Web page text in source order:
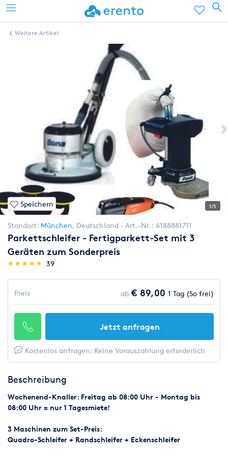
Weitere Artikel
Speichern 1/5
Standort: München, Deutschland Art.-Nr.: 6188881711
Parkettschleifer - Fertigparkett-Set mit 3
Geräten zum Sonderpreis
(*)
★
★
(*)★
★
(*) ★
★
(*) ★
★
(*) ★
★ 39
Preis ab € 89,00 1 Tag (So frei)
Jetzt anfragen
Kostenlos anfragen: Keine Vorauszahlung erforderlich
Beschreibung
Wochenend-Knaller: Freitag ab 08:00 Uhr - Montag bis
08:00 Uhr = nur 1 Tagesmiete!
3 Maschinen zum Set-Preis:
Quadro-Schleifer + Randschleifer + Eckenschleifer